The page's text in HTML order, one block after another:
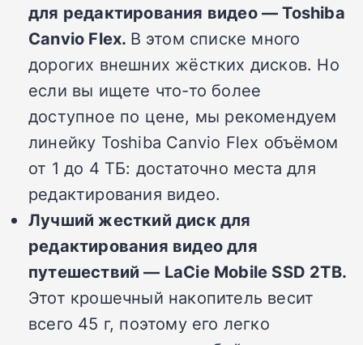
для редактирования видео — Toshiba
Canvio Flex. В этом списке много
дорогих внешних жёстких дисков. Но
если вы ищете что-то более
доступное по цене, мы рекомендуем
линейку Toshiba Canvio Flex объёмом
от 1 до 4 ТБ: достаточно места для
редактирования видео.
Лучший жесткий диск для
редактирования видео для
путешествий — LaCie Mobile SSD 2TB.
Этот крошечный накопитель весит
всего 45 г, поэтому его легко